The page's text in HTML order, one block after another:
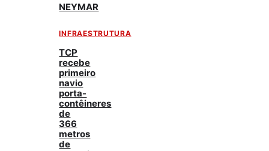
NEYMAR
INFRAESTRUTURA
TCP
recebe
primeiro
navio
porta-
contêineres
de
366
metros
de